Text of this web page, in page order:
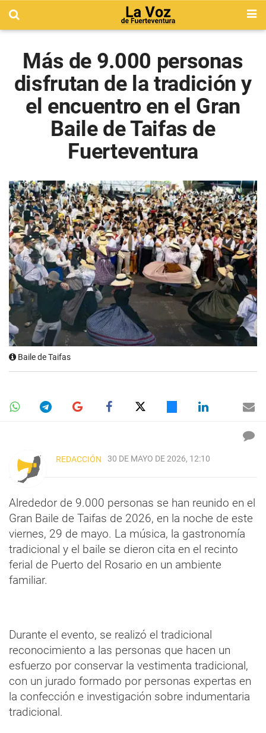
Más de 9.000 personas
disfrutan de la tradición y
el encuentro en el Gran
Baile de Taifas de
Fuerteventura
Baile de Taifas
REDACCIÓN 30 DE MAYO DE 2026, 12:10
Alrededor de 9.000 personas se han reunido en el
Gran Baile de Taifas de 2026, en la noche de este
viernes, 29 de mayo. La música, la gastronomía
tradicional y el baile se dieron cita en el recinto
ferial de Puerto del Rosario en un ambiente
familiar.
Durante el evento, se realizó el tradicional
reconocimiento a las personas que hacen un
esfuerzo por conservar la vestimenta tradicional,
con un jurado formado por personas expertas en
la confección e investigación sobre indumentaria
tradicional.